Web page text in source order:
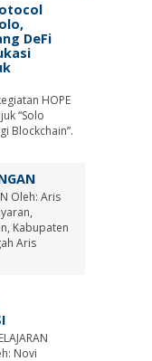
DeFi
HOPE
“Solo
Blockchain”.
Oleh: Aris
Kabupaten
Aris
Novi